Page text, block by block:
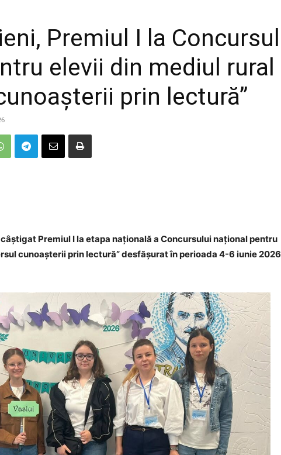
Premiul I la Concursul
elevii din mediul rural
prin lectură”
Premiul I la etapa națională a Concursului național pentru
cunoașterii prin lectură” desfășurat în perioada 4-6 iunie 2026